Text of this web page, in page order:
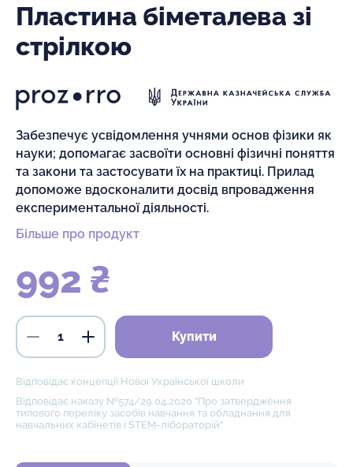
Пластина біметалева зі
стрілкою
Забезпечує усвідомлення учнями основ фізики як
науки; допомагає засвоїти основні фізичні поняття
та закони та застосувати їх на практиці. Прилад
допоможе вдосконалити досвід впровадження
експериментальної діяльності.
Більше про продукт
992 ₴
Купити
Відповідає концепції Нової Української школи
Відповідає наказу №574/29.04.2020 "Про затвердження
типового переліку засобів навчання та обладнання для
навчальних кабінетів і STEM-лібораторій"